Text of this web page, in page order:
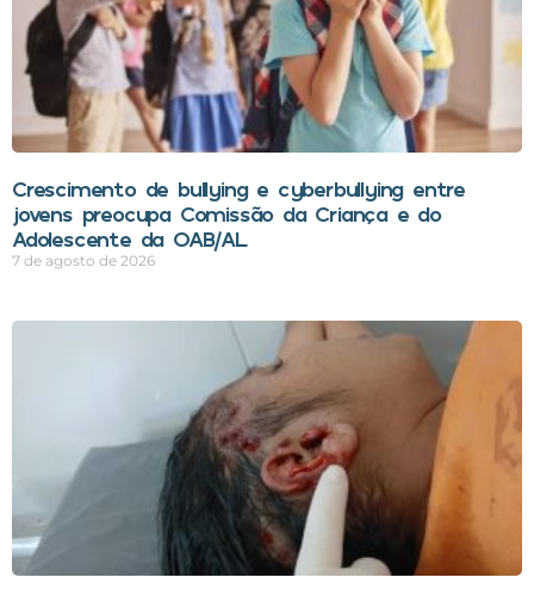
Crescimento de bullying e cyberbullying entre
jovens preocupa Comissão da Criança e do
Adolescente da OAB/AL
7 de agosto de 2026